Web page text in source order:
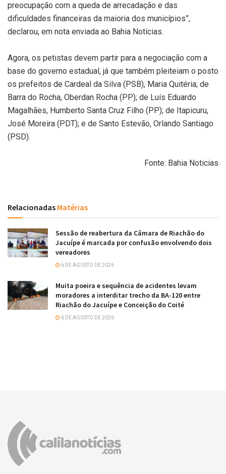
preocupação com a queda de arrecadação e das
dificuldades financeiras da maioria dos municípios”,
declarou, em nota enviada ao Bahia Notícias.
Agora, os petistas devem partir para a negociação com a
base do governo estadual, já que também pleiteiam o posto
os prefeitos de Cardeal da Silva (PSB), Maria Quitéria; de
Barra do Rocha, Oberdan Rocha (PP); de Luís Eduardo
Magalhães, Humberto Santa Cruz Filho (PP); de Itapicuru,
José Moreira (PDT); e de Santo Estevão, Orlando Santiago
(PSD).
Fonte: Bahia Noticias
Relacionadas Matérias
Sessão de reabertura da Câmara de Riachão do
Jacuípe é marcada por confusão envolvendo dois
vereadores
6 DE AGOSTO DE 2026
Muita poeira e sequência de acidentes levam
moradores a interditar trecho da BA-120 entre
Riachão do Jacuípe e Conceição do Coité
6 DE AGOSTO DE 2026